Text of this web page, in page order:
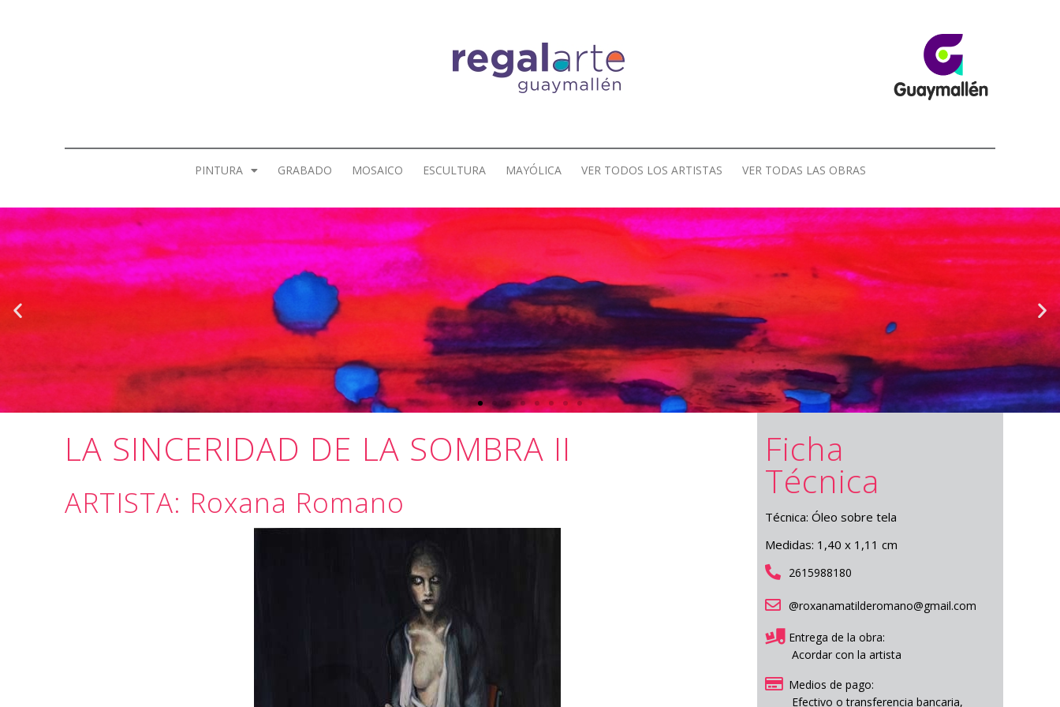
PINTURA GRABADO MOSAICO ESCULTURA MAYÓLICA VER TODOS LOS ARTISTAS VER TODAS LAS OBRAS
LA SINCERIDAD DE LA SOMBRA II
ARTISTA: Roxana Romano
Ficha
Técnica
Técnica: Óleo sobre tela
Medidas: 1,40 x 1,11 cm
2615988180
@roxanamatilderomano@gmail.com
Entrega de la obra:
Acordar con la artista
Medios de pago:
Efectivo o transferencia bancaria,